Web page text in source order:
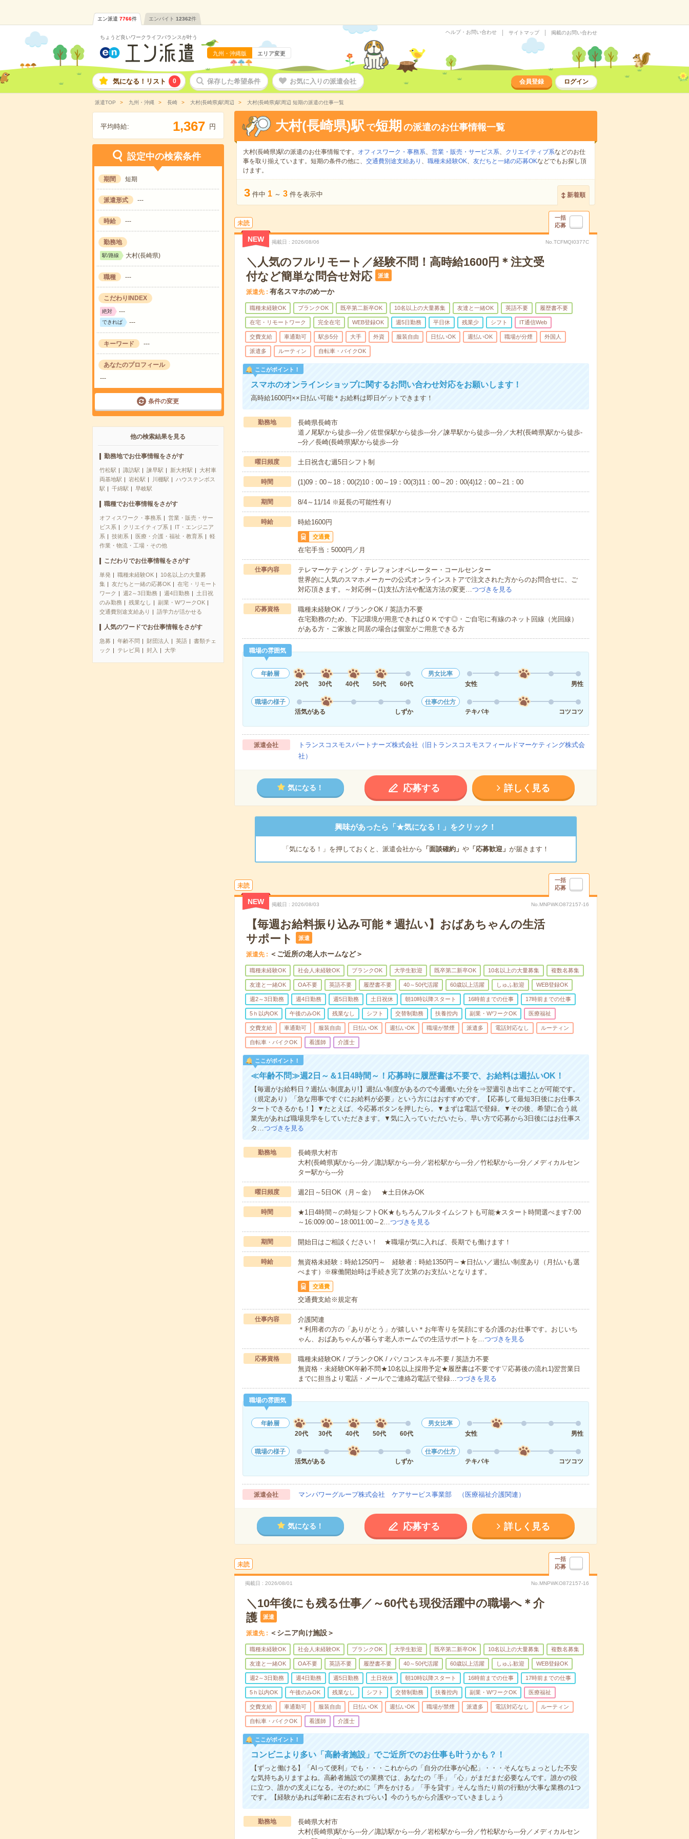
エン派遣 7766件 エンバイト 12362件
ちょうど良いワークライフバランスが叶う
九州・沖縄版 エリア変更
ヘルプ・お問い合わせ サイトマップ 掲載のお問い合わせ
気になる！リスト 0 保存した希望条件 お気に入りの派遣会社 会員登録 ログイン
派遣TOP 九州・沖縄 長崎 大村(長崎県)駅周辺 大村(長崎県)駅周辺 短期の派遣の仕事一覧
平均時給: 1,367 円
設定中の検索条件
期間 短期
派遣形式 ---
時給 ---
勤務地
駅/路線 大村(長崎県)
職種 ---
こだわりINDEX
絶対 ---
できれば ---
キーワード ---
あなたのプロフィール
---
条件の変更
他の検索結果を見る
勤務地でお仕事情報をさがす
竹松駅 諏訪駅 諫早駅 新大村駅
大村車
両基地駅
岩松駅 川棚駅
ハウステンボス
駅
千綿駅 早岐駅
職種でお仕事情報をさがす
オフィスワーク・事務系
営業・販売・サー
ビス系
クリエイティブ系
IT・エンジニア
系
技術系 医療・介護・福祉・教育系
軽
作業・物流・工場・その他
こだわりでお仕事情報をさがす
単発 職種未経験OK
10名以上の大量募
集
友だちと一緒の応募OK
在宅・リモート
ワーク
週2～3日勤務 週4日勤務
土日祝
のみ勤務
残業なし
副業・WワークOK
交通費別途支給あり
語学力が活かせる
人気のワードでお仕事情報をさがす
急募 年齢不問 財団法人 英語
書類チェ
ック
テレビ局 封入 大学
大村(長崎県)駅 で短期 の派遣のお仕事情報一覧
大村(長崎県)駅の派遣のお仕事情報です。 オフィスワーク・事務系、 営業・販売・サービス系、 クリエイティブ系などのお仕
事を取り揃えています。短期の条件の他に、 交通費別途支給あり 、 職種未経験OK、 友だちと一緒の応募OKなどでもお探し頂
けます。
3 件中 1 ～ 3 件を表示中 新着順
未読
一括
応募
NEW 掲載日 2026/08/06 No.TCFMQI0377C
＼人気のフルリモート／経験不問！高時給1600円＊注文受
付など簡単な問合せ対応
派遣
派遣先 有名スマホのめーか
職種未経験OK ブランクOK 既卒第二新卒OK 10名以上の大量募集 友達と一緒OK 英語不要 履歴書不要
在宅・リモートワーク 完全在宅 WEB登録OK 週5日勤務 平日休 残業少 シフト IT通信Web
交費支給 車通勤可 駅歩5分 大手 外資 服装自由 日払いOK 週払いOK 職場が分煙 外国人
派遣多 ルーティン 自転車・バイクOK
ここがポイント！
スマホのオンラインショップに関するお問い合わせ対応をお願いします！
高時給1600円××日払い可能＊お給料は即日ゲットできます！
勤務地
長崎県長崎市
道ノ尾駅から徒歩---分／佐世保駅から徒歩---分／諫早駅から徒歩---分／大村(長崎県)駅から徒歩-
--分／長崎(長崎県)駅から徒歩---分
曜日頻度 土日祝含む週5日シフト制
時間 (1)09：00～18：00(2)10：00～19：00(3)11：00～20：00(4)12：00～21：00
期間 8/4～11/14 ※延長の可能性有り
時給 時給1600円
交通費
在宅手当：5000円／月
仕事内容
テレマーケティング・テレフォンオペレーター・コールセンター
世界的に人気のスマホメーカーの公式オンラインストアで注文された方からのお問合せに、ご
対応頂きます。～対応例～(1)支払方法や配送方法の変更…つづきを見る
応募資格
職種未経験OK / ブランクOK / 英語力不要
在宅勤務のため、下記環境が用意できればＯＫです◎・ご自宅に有線のネット回線（光回線）
がある方・ご家族と同居の場合は個室がご用意できる方
職場の雰囲気
年齢層
20代
30代 40代 50代 60代
男女比率
女性
男性
職場の様子
活気がある
しずか
仕事の仕方
テキパキ
コツコツ
派遣会社
トランスコスモスパートナーズ株式会社（旧トランスコスモスフィールドマーケティング株式会
社）
気になる！ 応募する 詳しく見る
興味があったら「★気になる！」をクリック！
「気になる！」を押しておくと、派遣会社から 「面談確約」 や「応募歓迎」 が届きます！
未読
一括
応募
NEW 掲載日 2026/08/03 No.MNPWKO872157-16
【毎週お給料振り込み可能＊週払い】おばあちゃんの生活
サポート
派遣
派遣先 ＜ご近所の老人ホームなど＞
職種未経験OK 社会人未経験OK ブランクOK 大学生歓迎 既卒第二新卒OK 10名以上の大量募集 複数名募集
友達と一緒OK OA不要 英語不要 履歴書不要 40～50代活躍 60歳以上活躍 しゅふ歓迎 WEB登録OK
週2～3日勤務 週4日勤務 週5日勤務 土日祝休 朝10時以降スタート 16時前までの仕事 17時前までの仕事
5ｈ以内OK 午後のみOK 残業なし シフト 交替制勤務 扶養控内 副業・WワークOK 医療福祉
交費支給 車通勤可 服装自由 日払いOK 週払いOK 職場が禁煙 派遣多 電話対応なし ルーティン
自転車・バイクOK 看護師 介護士
ここがポイント！
≪年齢不問≫週2日～＆1日4時間～！応募時に履歴書は不要で、お給料は週払いOK！
【毎週がお給料日？週払い制度あり!】週払い制度があるので今週働いた分を⇒翌週引き出すことが可能です。
（規定あり）「急な用事ですぐにお給料が必要」という方にはおすすめです。【応募して最短3日後にお仕事ス
タートできるかも！】▼たとえば、今応募ボタンを押したら。▼まずは電話で登録。▼その後、希望に合う就
業先があれば職場見学をしていただきます。▼気に入っていただいたら、早い方で応募から3日後にはお仕事ス
タ…つづきを見る
勤務地
長崎県大村市
大村(長崎県)駅から---分／諏訪駅から---分／岩松駅から---分／竹松駅から---分／メディカルセン
ター駅から---分
曜日頻度 週2日～5日OK（月～金） ★土日休みOK
時間
★1日4時間～の時短シフトOK★もちろんフルタイムシフトも可能★スタート時間選べます7:00
～16:009:00～18:0011:00～2…つづきを見る
期間 開始日はご相談ください！ ★職場が気に入れば、長期でも働けます！
時給
無資格未経験：時給1250円～ 経験者：時給1350円～★日払い／週払い制度あり（月払いも選
べます）※稼働開始時は手続き完了次第のお支払いとなります。
交通費
交通費支給※規定有
仕事内容
介護関連
＊利用者の方の「ありがとう」が嬉しい＊お年寄りを笑顔にする介護のお仕事です。おじいち
ゃん、おばあちゃんが暮らす老人ホームでの生活サポートを…つづきを見る
応募資格
職種未経験OK / ブランクOK / パソコンスキル不要 / 英語力不要
無資格・未経験OK年齢不問★10名以上採用予定★履歴書は不要です▽応募後の流れ1)翌営業日
までに担当より電話・メールでご連絡2)電話で登録…つづきを見る
職場の雰囲気
年齢層
20代
30代 40代 50代 60代
男女比率
女性
男性
職場の様子
活気がある
しずか
仕事の仕方
テキパキ
コツコツ
派遣会社 マンパワーグループ株式会社 ケアサービス事業部 （医療福祉介護関連）
気になる！ 応募する 詳しく見る
未読
一括
応募
掲載日 2026/08/01 No.MNPWKO872157-16
＼10年後にも残る仕事／～60代も現役活躍中の職場へ＊介
護
派遣
派遣先 ＜シニア向け施設＞
職種未経験OK 社会人未経験OK ブランクOK 大学生歓迎 既卒第二新卒OK 10名以上の大量募集 複数名募集
友達と一緒OK OA不要 英語不要 履歴書不要 40～50代活躍 60歳以上活躍 しゅふ歓迎 WEB登録OK
週2～3日勤務 週4日勤務 週5日勤務 土日祝休 朝10時以降スタート 16時前までの仕事 17時前までの仕事
5ｈ以内OK 午後のみOK 残業なし シフト 交替制勤務 扶養控内 副業・WワークOK 医療福祉
交費支給 車通勤可 服装自由 日払いOK 週払いOK 職場が禁煙 派遣多 電話対応なし ルーティン
自転車・バイクOK 看護師 介護士
ここがポイント！
コンビニより多い「高齢者施設」でご近所でのお仕事も叶うかも？！
【ずっと働ける】「AIって便利」でも・・・これからの「自分の仕事が心配」・・・そんなちょっとした不安
な気持ちありますよね。高齢者施設での業務では、あなたの「手」「心」がまだまだ必要なんです。誰かの役
に立つ、誰かの支えになる。そのために「声をかける」「手を貸す」そんな当たり前の行動が大事な業務の1つ
です。【経験があれば年齢に左右されづらい】今のうちから介護やっていきましょう
勤務地
長崎県大村市
大村(長崎県)駅から---分／諏訪駅から---分／岩松駅から---分／竹松駅から---分／メディカルセン